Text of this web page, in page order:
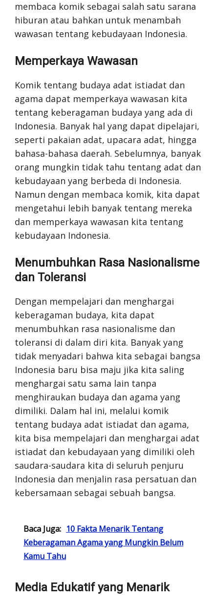
membaca komik sebagai salah satu sarana
hiburan atau bahkan untuk menambah
wawasan tentang kebudayaan Indonesia.
Memperkaya Wawasan
Komik tentang budaya adat istiadat dan
agama dapat memperkaya wawasan kita
tentang keberagaman budaya yang ada di
Indonesia. Banyak hal yang dapat dipelajari,
seperti pakaian adat, upacara adat, hingga
bahasa-bahasa daerah. Sebelumnya, banyak
orang mungkin tidak tahu tentang adat dan
kebudayaan yang berbeda di Indonesia.
Namun dengan membaca komik, kita dapat
mengetahui lebih banyak tentang mereka
dan memperkaya wawasan kita tentang
kebudayaan Indonesia.
Menumbuhkan Rasa Nasionalisme
dan Toleransi
Dengan mempelajari dan menghargai
keberagaman budaya, kita dapat
menumbuhkan rasa nasionalisme dan
toleransi di dalam diri kita. Banyak yang
tidak menyadari bahwa kita sebagai bangsa
Indonesia baru bisa maju jika kita saling
menghargai satu sama lain tanpa
menghiraukan budaya dan agama yang
dimiliki. Dalam hal ini, melalui komik
tentang budaya adat istiadat dan agama,
kita bisa mempelajari dan menghargai adat
istiadat dan kebudayaan yang dimiliki oleh
saudara-saudara kita di seluruh penjuru
Indonesia dan menjalin rasa persatuan dan
kebersamaan sebagai sebuah bangsa.
Baca Juga: 10 Fakta Menarik Tentang
Keberagaman Agama yang Mungkin Belum
Kamu Tahu
Media Edukatif yang Menarik